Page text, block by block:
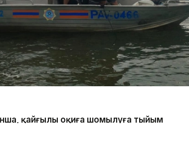
қайғылы оқиға шомылуға тыйым